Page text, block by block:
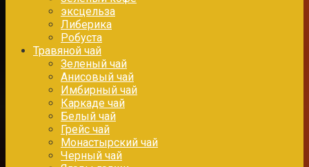
эксцельза
Либерика
Робуста
Травяной чай
Зеленый чай
Анисовый чай
Имбирный чай
Каркаде чай
Белый чай
Грейс чай
Монастырский чай
Черный чай